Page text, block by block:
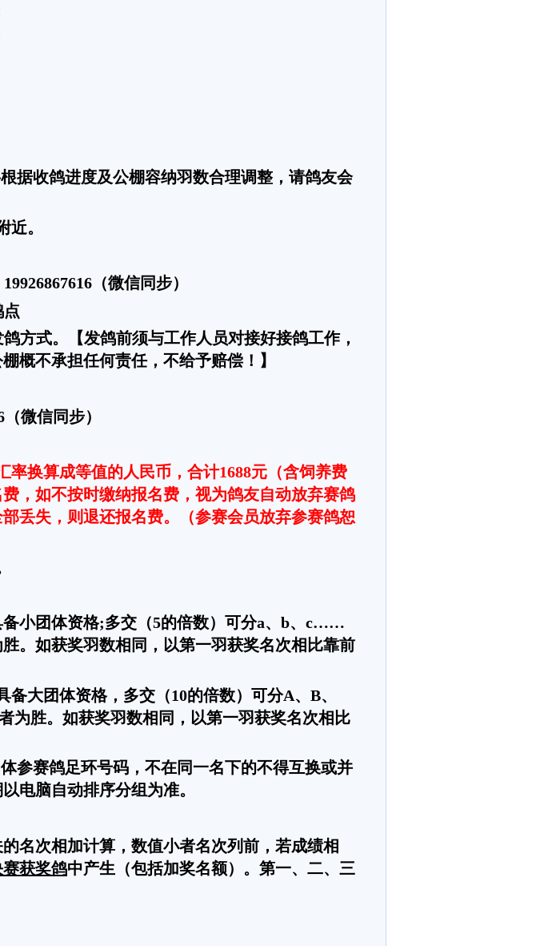
根据收鸽进度及公棚容纳羽数合理调整，请鸽友会
。
（微信同步）
点
方式。【发鸽前须与工作人员对接好接鸽工作，
概不承担任何责任，不给予赔偿！】
（微信同步）
率换算成等值的人民币，合计1688元 （含饲养费
，如不按时缴纳报名费，视为鸽友自动放弃赛鸽
丢失，则退还报名费。（参赛会员放弃参赛鸽恕
小团体资格;多交（5的倍数）可分a、b、c……
。如获奖羽数相同，以第一羽获奖名次相比靠前
大团体资格，多交（10的倍数）可分A、B、
为胜。如获奖羽数相同，以第一羽获奖名次相比
参赛鸽足环号码，不在同一名下的不得互换或并
电脑自动排序分组为准。
名次相加计算，数值小者名次列前，若成绩相
赛获奖鸽中产生（包括加奖名额）。第一、二、三